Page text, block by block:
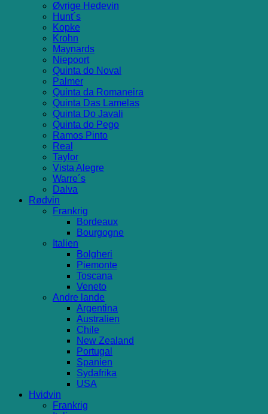
Øvrige Hedevin
Hunt´s
Kopke
Krohn
Maynards
Niepoort
Quinta do Noval
Palmer
Quinta da Romaneira
Quinta Das Lamelas
Quinta Do Javali
Quinta do Pego
Ramos Pinto
Real
Taylor
Vista Alegre
Warre´s
Dalva
Rødvin
Frankrig
Bordeaux
Bourgogne
Italien
Bolgheri
Piemonte
Toscana
Veneto
Andre lande
Argentina
Australien
Chile
New Zealand
Portugal
Spanien
Sydafrika
USA
Hvidvin
Frankrig